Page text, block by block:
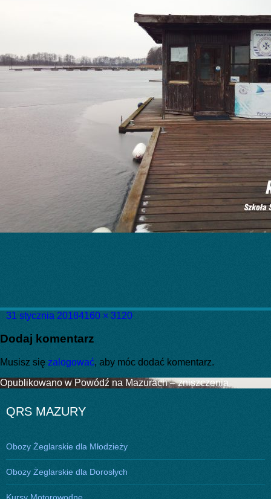
Data
31 stycznia 2018Pełny
4160 × 3120
Dodaj komentarz
Musisz się zalogować, aby móc dodać komentarz.
Nawigacja
Opublikowano w Powódź na Mazurach – zniszczenia
QRS MAZURY
Obozy Żeglarskie dla Młodzieży
Obozy Żeglarskie dla Dorosłych